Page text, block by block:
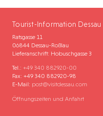
Tourist-Information Dessau
Ratsgasse 11
06844 Dessau-Roßlau
Lieferanschrift: Hobuschgasse 3
Tel.:+49 340 882920-00
Fax: +49 340 882920-98
E-Mail: post@visitdessau.com
Öffnungszeiten und Anfahrt